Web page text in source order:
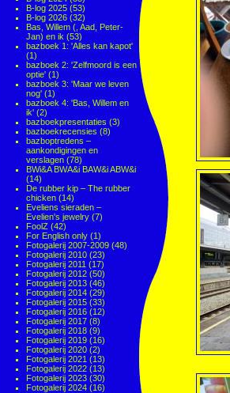
B-log 2025 (53)
B-log 2026 (32)
Bas, Willem (, Aad, Peter-
Jan) en ik (53)
bazboek 1: 'Alles kan kapot'
(1)
bazboek 2: 'Zelfmoord is een
optie' (1)
bazboek 3: 'Maar we leven
nog' (1)
bazboek 4: 'Bas, Willem en
ik' (2)
bazboekpresentaties (3)
bazboekrecensies (8)
bazboptredens –
aankondigingen en
verslagen (78)
BWi&A BWA&i BAW&i ABW&i
(14)
De rubber kip – The rubber
chicken (14)
Eveliens sieraden –
Evelien's jewelry (7)
FoolZ (42)
For English only (1)
Fotogalerij 2007-2009 (48)
Fotogalerij 2010 (23)
Fotogalerij 2011 (17)
Fotogalerij 2012 (50)
Fotogalerij 2013 (46)
Fotogalerij 2014 (29)
Fotogalerij 2015 (33)
Fotogalerij 2016 (12)
Fotogalerij 2017 (8)
Fotogalerij 2018 (9)
Fotogalerij 2019 (16)
Fotogalerij 2020 (2)
Fotogalerij 2021 (13)
Fotogalerij 2022 (13)
Fotogalerij 2023 (30)
Fotogalerij 2024 (16)